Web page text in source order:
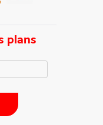
plans